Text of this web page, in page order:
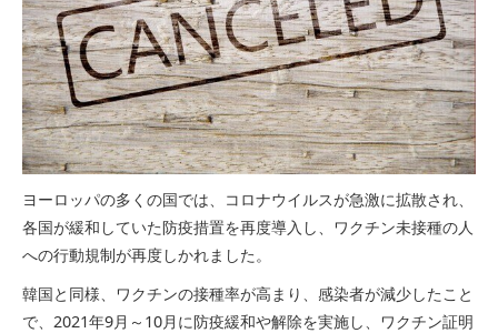
ヨーロッパの多くの国では、コロナウイルスが急激に拡散され、
各国が緩和していた防疫措置を再度導入し、ワクチン未接種の人
への行動規制が再度しかれました。
韓国と同様、ワクチンの接種率が高まり、感染者が減少したこと
で、2021年9月～10月に防疫緩和や解除を実施し、ワクチン証明